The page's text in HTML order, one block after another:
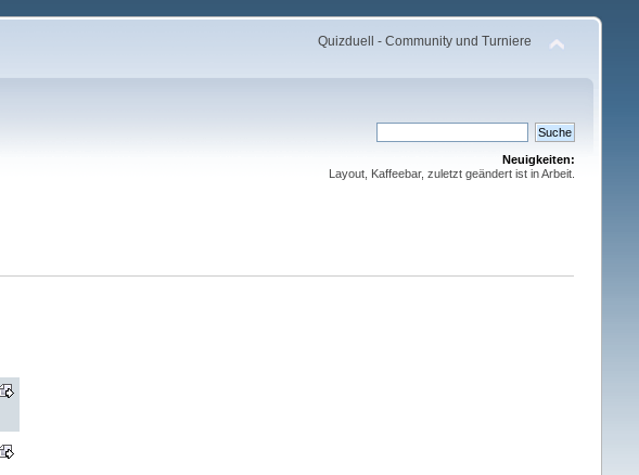
Quizduell - Community und Turniere
Neuigkeiten:
Layout, Kaffeebar, zuletzt geändert ist in Arbeit.